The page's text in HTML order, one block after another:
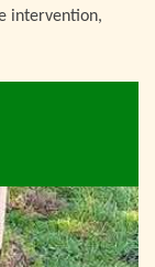
intervention,